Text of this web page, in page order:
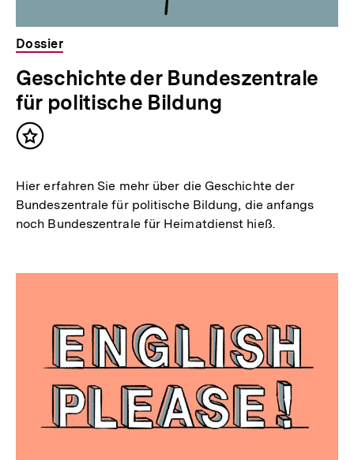
Dossier
Geschichte der Bundeszentrale
für politische Bildung
Inhalt
Hier erfahren Sie mehr über die Geschichte der
Bundeszentrale für politische Bildung, die anfangs
noch Bundeszentrale für Heimatdienst hieß.